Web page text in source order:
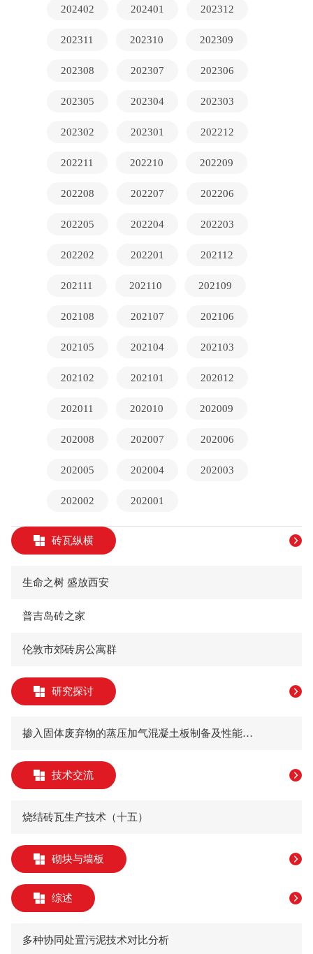
202402 202401 202312
202311 202310 202309
202308 202307 202306
202305 202304 202303
202302 202301 202212
202211 202210 202209
202208 202207 202206
202205 202204 202203
202202 202201 202112
202111 202110 202109
202108 202107 202106
202105 202104 202103
202102 202101 202012
202011 202010 202009
202008 202007 202006
202005 202004 202003
202002 202001
砖瓦纵横
生命之树 盛放西安
普吉岛砖之家
伦敦市郊砖房公寓群
研究探讨
掺入固体废弃物的蒸压加气混凝土板制备及性能研究
技术交流
烧结砖瓦生产技术（十五）
砌块与墙板
综述
多种协同处置污泥技术对比分析